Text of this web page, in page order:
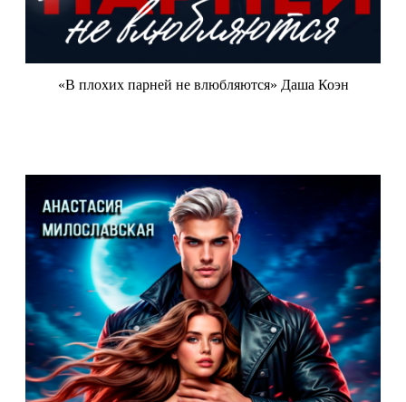
«В плохих парней не влюбляются» Даша Коэн